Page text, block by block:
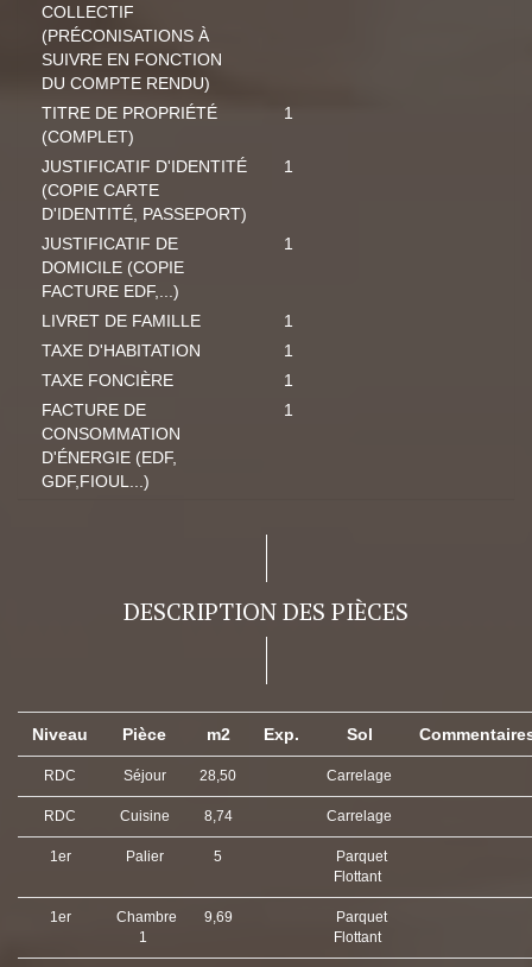
COLLECTIF
(PRÉCONISATIONS À
SUIVRE EN FONCTION
DU COMPTE RENDU)
TITRE DE PROPRIÉTÉ
(COMPLET)
1
JUSTIFICATIF D'IDENTITÉ
(COPIE CARTE
D'IDENTITÉ, PASSEPORT)
1
JUSTIFICATIF DE
DOMICILE (COPIE
FACTURE EDF,...)
1
LIVRET DE FAMILLE
1
TAXE D'HABITATION
1
TAXE FONCIÈRE
1
FACTURE DE
CONSOMMATION
D'ÉNERGIE (EDF,
GDF,FIOUL...)
1
DESCRIPTION DES PIÈCES
Niveau Pièce m2 Exp. Sol
RDC Séjour 28,50 Carrelage
RDC Cuisine 8,74 Carrelage
1er Palier 5
Parquet
Flottant
1er
Chambre
1
9,69
Parquet
Flottant